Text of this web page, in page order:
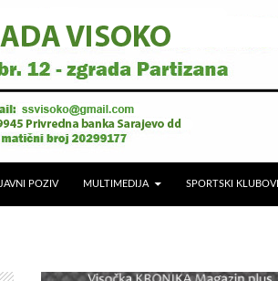
JAVNI POZIV MULTIMEDIJA SPORTSKI KLUBOVI